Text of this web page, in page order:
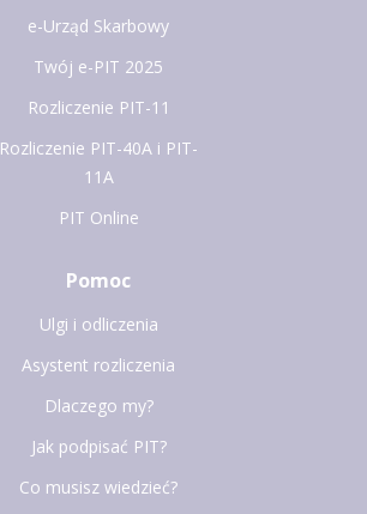
e-Urząd Skarbowy
Twój e-PIT 2025
Rozliczenie PIT-11
Rozliczenie PIT-40A i PIT-
11A
PIT Online
Pomoc
Ulgi i odliczenia
Asystent rozliczenia
Dlaczego my?
Jak podpisać PIT?
Co musisz wiedzieć?